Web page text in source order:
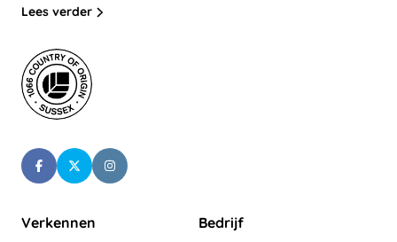
Lees verder
Verkennen Bedrijf